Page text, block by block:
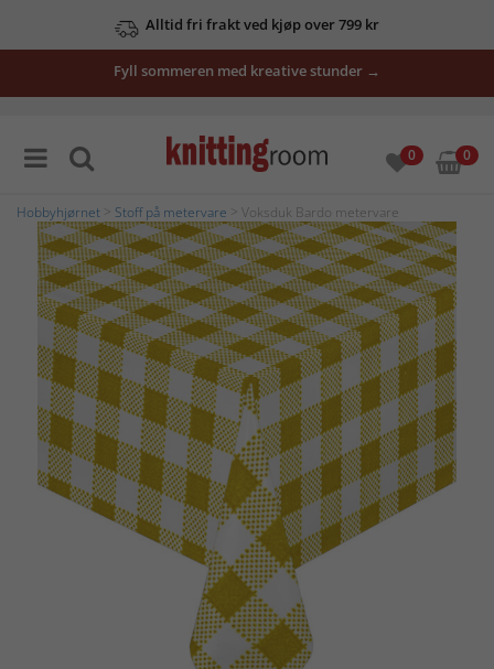
Alltid fri frakt ved kjøp over 799 kr
Fyll sommeren med kreative stunder →
0 0
Hobbyhjørnet Stoff på metervare > Voksduk Bardo metervare